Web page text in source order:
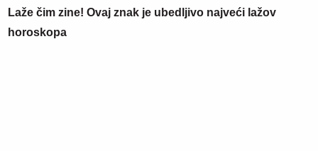
Laže čim zine! Ovaj znak je ubedljivo najveći lažov
horoskopa